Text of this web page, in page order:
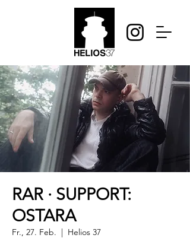
RAR · SUPPORT:
OSTARA
Fr., 27. Feb.
  |
Helios 37